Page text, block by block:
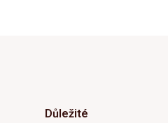
Důležité